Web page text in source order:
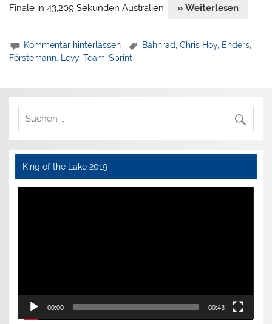
Finale in 43,209 Sekunden Australien. » Weiterlesen
Kommentar hinterlassen Bahnrad ,Chris Hoy, Enders
Förstemann
Levy,Team-Sprint
King of the Lake 2019
Video-
00:00 00:43